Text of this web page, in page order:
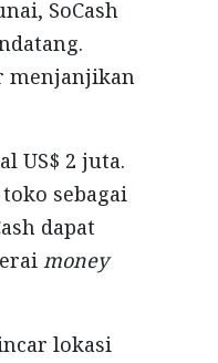
SoCash
menjanjikan
US$ 2 juta.
sebagai
dapat
money
lokasi